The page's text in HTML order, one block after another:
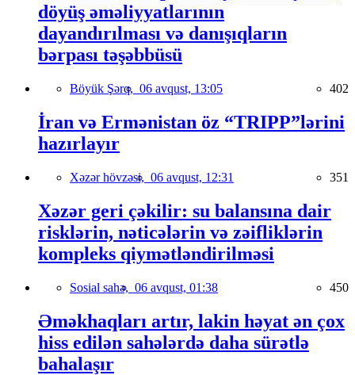
döyüş əməliyyatlarının
dayandırılması və danışıqların
bərpası təşəbbüsü
Böyük Şərq, 06 avqust, 13:05 402
İran və Ermənistan öz “TRIPP”lərini
hazırlayır
Xəzər hövzəsi, 06 avqust, 12:31 351
Xəzər geri çəkilir: su balansına dair
risklərin, nəticələrin və zəifliklərin
kompleks qiymətləndirilməsi
Sosial sahə, 06 avqust, 01:38 450
Əməkhaqları artır, lakin həyat ən çox
hiss edilən sahələrdə daha sürətlə
bahalaşır